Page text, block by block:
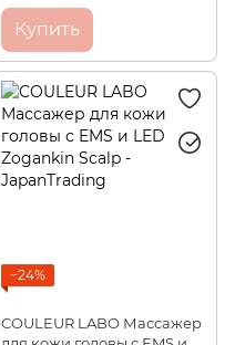
Купить
−24%
COULEUR LABO Массажер